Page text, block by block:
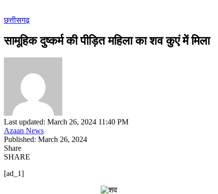
छत्तीसगढ़
सामूहिक दुष्कर्म की पीड़ित महिला का शव कुएं में मिला
Last updated: March 26, 2024 11:40 PM
Azaan News
Published: March 26, 2024
Share
SHARE
[ad_1]